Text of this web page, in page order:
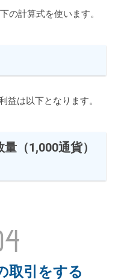
の計算式を使います。
益は以下となります。
（1,000通貨）
取引をする